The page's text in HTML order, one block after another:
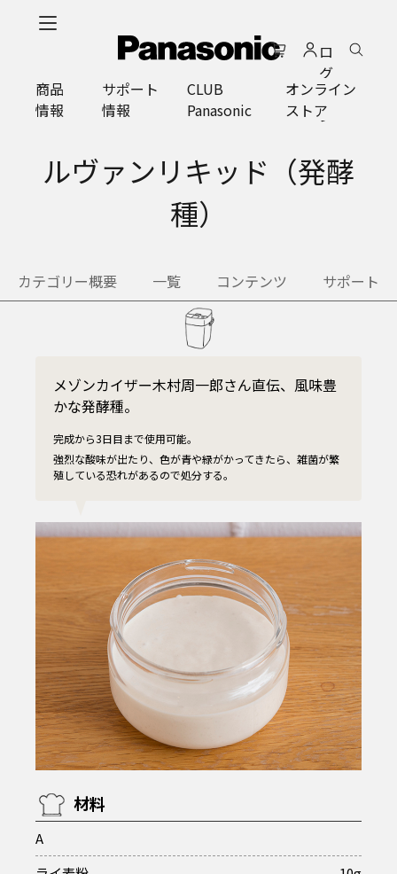
ロ
グ
イ
ン
商品
情報
サポート
情報
CLUB
Panasonic
オンライン
ストア
ルヴァンリキッド（発酵
種）
カテゴリー概要 一覧 コンテンツ サポート
メゾンカイザー木村周一郎さん直伝、風味豊
かな発酵種。
完成から3日目まで使用可能。
強烈な酸味が出たり、色が青や緑がかってきたら、雑菌が繁
殖している恐れがあるので処分する。
材料
A